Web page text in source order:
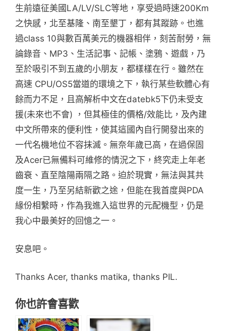
生前遠征美國LA/LV/SLC等地，享受過時速200Km
之快感，北至基隆、南至墾丁，都有其蹤跡。也進
過class 10與數百萬美元的機器相伴，刻苦耐勞，無
論錄音、MP3、生活記事、記帳、塗鴉、遊戲，乃
至於吸引不到五歲的小朋友，都樣樣在行。雖然在
高速 CPU/OS5當道的環境之下，執行某些軟體心有
餘而力不足，且高解析中文在datebk5下仍未受支
援(未來也不會) ，但其極佳的價格/效能比，及內建
中文所帶來的便利性，使其這國內自行開發出來的
一代名機地位不容抹滅。無奈年歲已高，在過保固
及Acer已無備料可維修的情況之下，終究走上年老
齒衰、直至陰陽兩隔之路。迫於現實，無法與其共
度一生，乃至另結新歡之途，但能在我首度與PDA
緣份相繫時，作為我進入這世界的元配機型，仍是
我心中最美好的回憶之一。
安息吧。
Thanks Acer, thanks matika, thanks PIL.
你也許會喜歡